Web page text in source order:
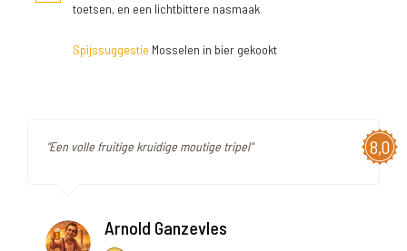
toetsen, en een lichtbittere nasmaak
Spijssuggestie Mosselen in bier gekookt
8,0
"Een volle fruitige kruidige moutige tripel"
Arnold Ganzevles